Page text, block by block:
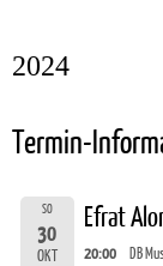
2024
Termin-
SO
30
OKT
Efrat
20:00 DB